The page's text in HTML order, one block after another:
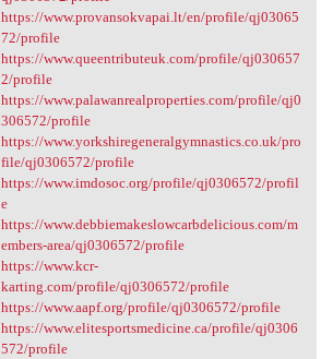
https://www.provansokvapai.lt/en/profile/qj03065
72/profile
https://www.queentributeuk.com/profile/qj030657
2/profile
https://www.palawanrealproperties.com/profile/qj0
306572/profile
https://www.yorkshiregeneralgymnastics.co.uk/pro
file/qj0306572/profile
https://www.imdosoc.org/profile/qj0306572/profil
e
https://www.debbiemakeslowcarbdelicious.com/m
embers-area/qj0306572/profile
https://www.kcr-
karting.com/profile/qj0306572/profile
https://www.aapf.org/profile/qj0306572/profile
https://www.elitesportsmedicine.ca/profile/qj0306
572/profile